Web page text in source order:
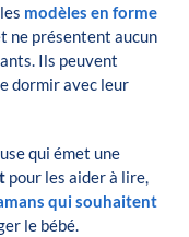
modèles en forme
ne présentent aucun
Ils peuvent
dormir avec leur
qui émet une
pour les aider à lire,
qui souhaitent
le bébé.